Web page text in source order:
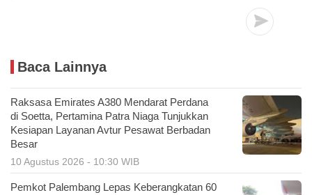
Baca Lainnya
Raksasa Emirates A380 Mendarat Perdana
di Soetta, Pertamina Patra Niaga Tunjukkan
Kesiapan Layanan Avtur Pesawat Berbadan
Besar
10 Agustus 2026 - 10:30 WIB
Pemkot Palembang Lepas Keberangkatan 60